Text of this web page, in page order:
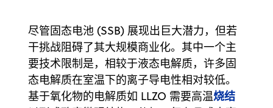
尽管固态电池 (SSB) 展现出巨大潜力，但若
干挑战阻碍了其大规模商业化。其中一个主
要技术限制是，相较于液态电解质，许多固
态电解质在室温下的离子导电性相对较低。
基于氧化物的电解质如 LLZO 需要高温烧结